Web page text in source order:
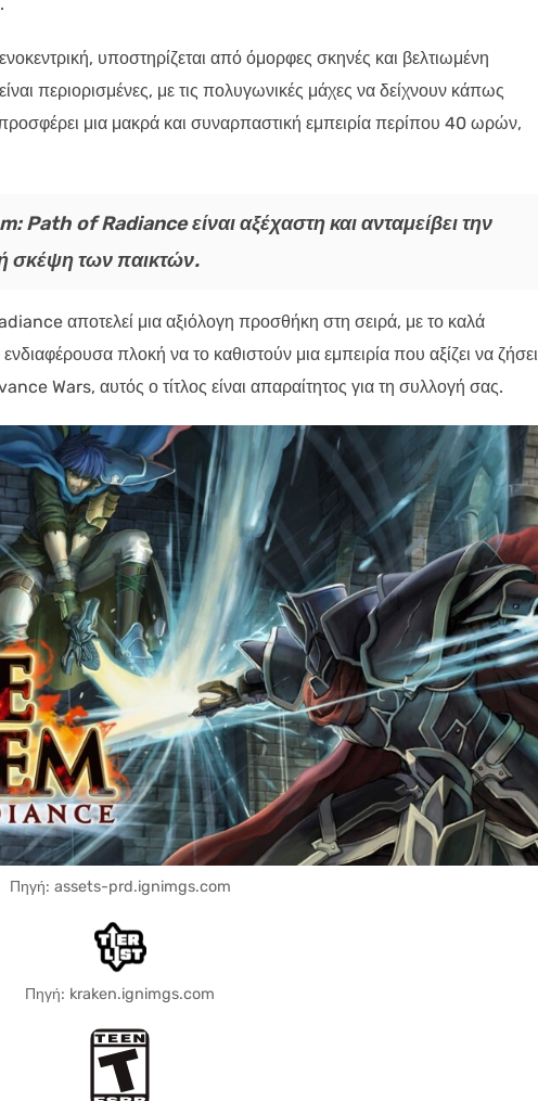
υποστηρίζεται από όμορφες σκηνές και βελτιωμένη
περιορισμένες, με τις πολυγωνικές μάχες να δείχνουν κάπως
προσφέρει μια μακρά και συναρπαστική εμπειρία περίπου 40 ωρών,
Path of Radiance είναι αξέχαστη και ανταμείβει την
σκέψη των παικτών.
αποτελεί μια αξιόλογη προσθήκη στη σειρά, με το καλά
πλοκή να το καθιστούν μια εμπειρία που αξίζει να ζήσει
Wars, αυτός ο τίτλος είναι απαραίτητος για τη συλλογή σας.
Πηγή: assets-prd.ignimgs.com
Πηγή: kraken.ignimgs.com